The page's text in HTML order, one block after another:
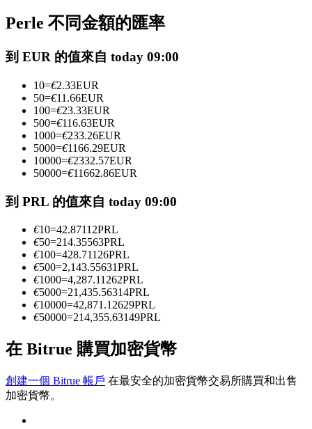
與頂尖交易專家同行
成為跟單交易員
坐享盈利分成和跟單分傭
合約資訊
包含交易情況等的大數據分析
Perle 不同金額的匯率
到 EUR 的值來自 today 09:00
10=€2.33EUR
50=€11.66EUR
100=€23.33EUR
500=€116.63EUR
1000=€233.26EUR
5000=€1166.29EUR
10000=€2332.57EUR
50000=€11662.86EUR
到 PRL 的值來自 today 09:00
€10=42.87112PRL
€50=214.35563PRL
€100=428.71126PRL
€500=2,143.55631PRL
€1000=4,287.11262PRL
€5000=21,435.56314PRL
€10000=42,871.12629PRL
€50000=214,355.63149PRL
在 Bitrue 購買加密貨幣
創建一個 Bitrue 帳戶 在最安全的加密貨幣交易所購買和出售
加密貨幣。